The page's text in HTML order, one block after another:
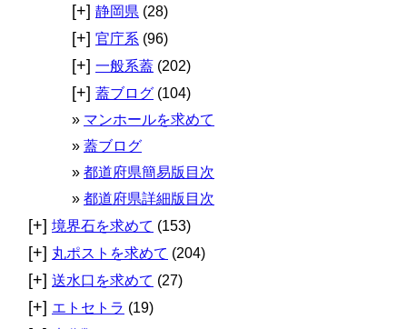
[+] 静岡県 (28)
[+] 官庁系 (96)
[+] 一般系蓋 (202)
[+] 蓋ブログ (104)
マンホールを求めて
蓋ブログ
都道府県簡易版目次
都道府県詳細版目次
[+] 境界石を求めて (153)
[+] 丸ポストを求めて (204)
[+] 送水口を求めて (27)
[+] エトセトラ (19)